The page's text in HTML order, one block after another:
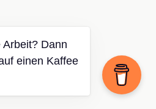
Dann
einen Kaffee